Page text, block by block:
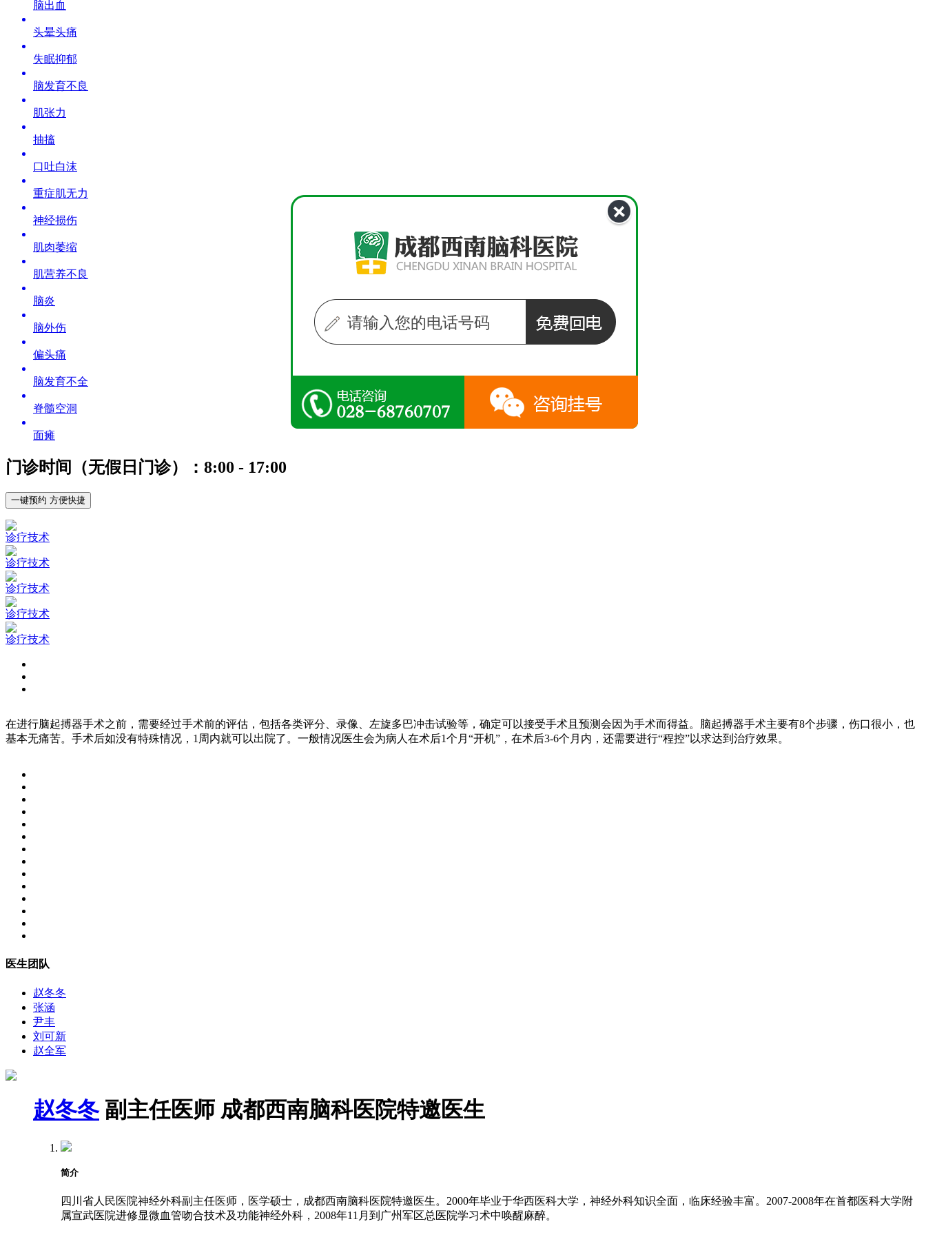
脑出血
头晕头痛
失眠抑郁
脑发育不良
肌张力
抽搐
口吐白沫
重症肌无力
神经损伤
肌肉萎缩
肌营养不良
脑炎
脑外伤
偏头痛
脑发育不全
脊髓空洞
面瘫
门诊时间（无假日门诊）：8:00 - 17:00
一键预约 方便快捷
诊疗技术
诊疗技术
诊疗技术
诊疗技术
诊疗技术
在进行脑起搏器手术之前，需要经过手术前的评估，包括各类评分、录像、左旋多巴冲击试验等，确定可以接受手术且预测会因为手术而得益。脑起搏器手术主要有8个步骤，伤口很小，也
基本无痛苦。手术后如没有特殊情况，1周内就可以出院了。一般情况医生会为病人在术后1个月“开机”，在术后3-6个月内，还需要进行“程控”以求达到治疗效果。
医生团队
赵冬冬
张涵
尹丰
刘可新
赵全军
赵冬冬 副主任医师 成都西南脑科医院特邀医生
简介
四川省人民医院神经外科副主任医师，医学硕士，成都西南脑科医院特邀医生。2000年毕业于华西医科大学，神经外科知识全面，临床经验丰富。2007-2008年在首都医科大学附
属宣武医院进修显微血管吻合技术及功能神经外科，2008年11月到广州军区总医院学习术中唤醒麻醉。